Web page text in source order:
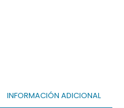
INFORMACIÓN ADICIONAL